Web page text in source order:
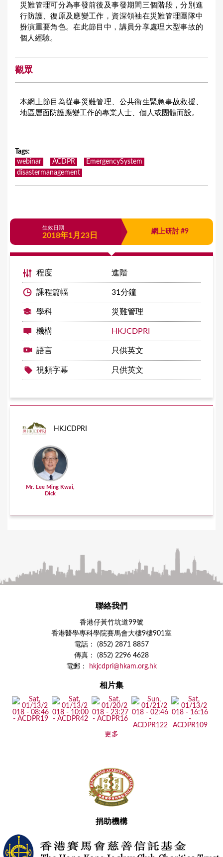
災難管理可分為事發前後及事發期間三個階段，分別進
行防護、復原及應變工作，資深領袖在災難管理團隊中
扮演重要角色。在此節目中，講員分享處理大型事故的
個人經驗。
觀眾
本網上節目為從事災難管理、公共衞生緊急事故救援、
地區層面防護應變工作的專業人士、個人或團體而設。
Tags:
webinar
ACDPR
EmergencySystem
disastermanagement
生效日期
2018年1月23日 網上研討 #9
程度 進階
課程篇幅 31分鐘
學科 災難管理
機構 HKJCDPRI
語言 只供英文
視頻字幕 只供英文
HKJCDPRI
Mr. Lee Ming Kwai,
Dick
聯絡我們
香港仔黃竹坑道99號
香港醫學專科學院賽馬會大樓9樓901室
電話： (852) 2871 8857
傳真： (852) 2296 4628
電郵：
hkjcdpri@hkam.org.hk
相片集
更多
捐助機構